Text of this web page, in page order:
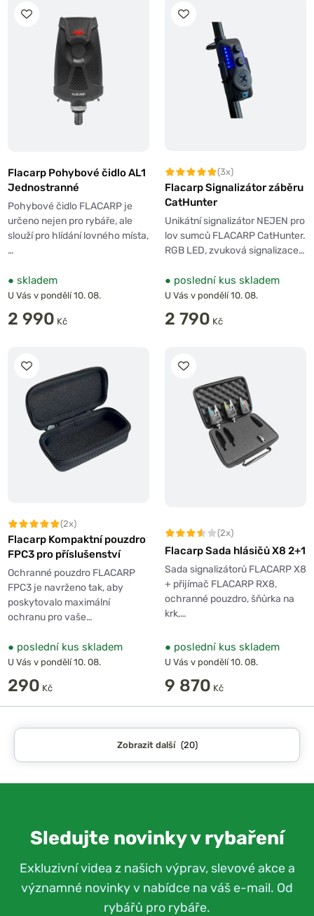
Flacarp Pohybové čidlo AL1
Jednostranné
Pohybové čidlo FLACARP je
určeno nejen pro rybáře, ale
slouží pro hlídání lovného místa,
…
● skladem
U Vás v pondělí 10. 08.
2 990 Kč
(3x)
Flacarp Signalizátor záběru
CatHunter
Unikátní signalizátor NEJEN pro
lov sumců FLACARP CatHunter.
RGB LED, zvuková signalizace…
● poslední kus skladem
U Vás v pondělí 10. 08.
2 790 Kč
(2x)
Flacarp Kompaktní pouzdro
FPC3 pro příslušenství
Ochranné pouzdro FLACARP
FPC3 je navrženo tak, aby
poskytovalo maximální
ochranu pro vaše…
● poslední kus skladem
U Vás v pondělí 10. 08.
290 Kč
(2x)
Flacarp Sada hlásičů X8 2+1
Sada signalizátorů FLACARP X8
+ přijímač FLACARP RX8,
ochranné pouzdro, šňůrka na
krk,…
● poslední kus skladem
U Vás v pondělí 10. 08.
9 870 Kč
Zobrazit další (20)
Sledujte novinky v rybaření
Exkluzivní videa z našich výprav, slevové akce a
významné novinky v nabídce na váš e-mail. Od
rybářů pro rybáře.